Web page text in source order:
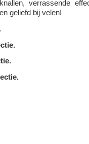
verrassende
geliefd bij velen!